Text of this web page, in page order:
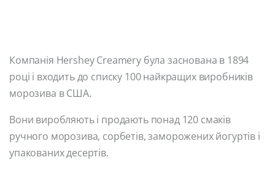
Компанія Hershey Creamery була заснована в 1894
році і входить до списку 100 найкращих виробників
морозива в США.
Вони виробляють і продають понад 120 смаків
ручного морозива, сорбетів, заморожених йогуртів і
упакованих десертів.